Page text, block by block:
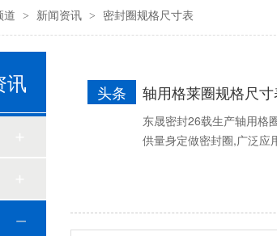
道 > 新闻资讯 > 密封圈规格尺寸表
轴用格莱圈规格尺
头条
东晟密封26载生产轴用格
供量身定做密封圈,广泛应
讯
密封件-耐腐蚀密封圈